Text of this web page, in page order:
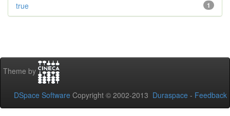
1
true
Theme by
DSpace Software Copyright © 2002-2013 Duraspace - Feedback